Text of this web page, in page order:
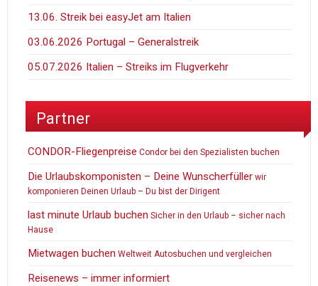
13.06. Streik bei easyJet am Italien
03.06.2026 Portugal – Generalstreik
05.07.2026 Italien – Streiks im Flugverkehr
Partner
CONDOR-Fliegenpreise Condor bei den Spezialisten buchen
Die Urlaubskomponisten – Deine Wunscherfüller wir
komponieren Deinen Urlaub – Du bist der Dirigent
last minute Urlaub buchen Sicher in den Urlaub – sicher nach
Hause
Mietwagen buchen Weltweit Autosbuchen und vergleichen
Reisenews – immer informiert